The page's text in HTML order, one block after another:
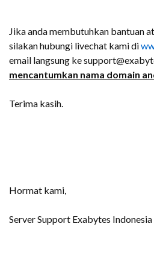
Jika anda membutuhkan bantuan
silakan hubungi livechat kami di
email langsung ke
mencantumkan nama domain
Terima kasih.
Hormat kami,
Server Support Exabytes Indonesia